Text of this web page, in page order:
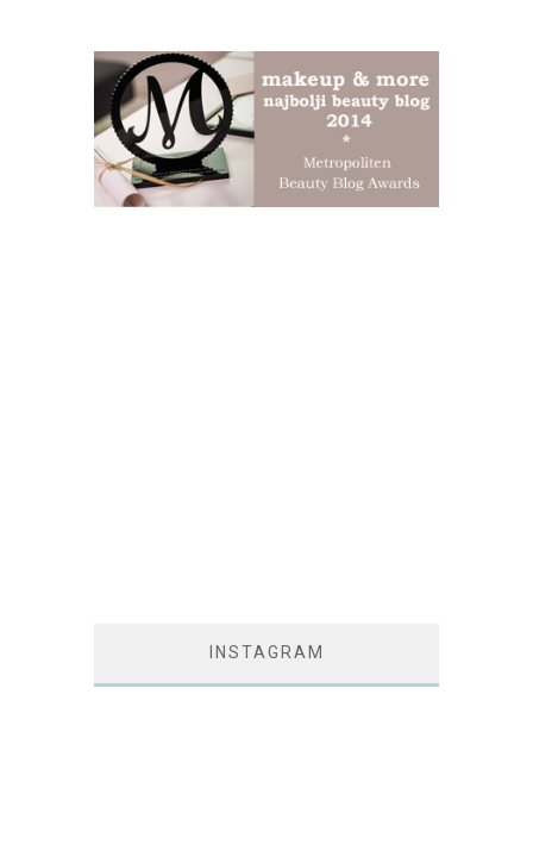
INSTAGRAM